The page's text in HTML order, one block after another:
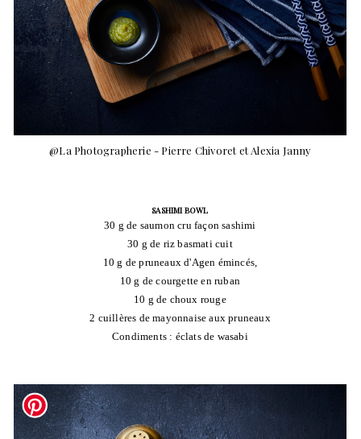
@La Photographerie - Pierre Chivoret et Alexia Janny
SASHIMI BOWL
30 g de saumon cru façon sashimi
30 g de riz basmati cuit
10 g de pruneaux d'Agen émincés,
10 g de courgette en ruban
10 g de choux rouge
2 cuillères de mayonnaise aux pruneaux
Condiments : éclats de wasabi